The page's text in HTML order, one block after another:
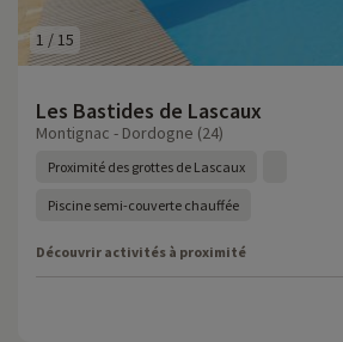
1 / 15
Les Bastides de Lascaux
Montignac - Dordogne (24)
Proximité des grottes de Lascaux
Piscine semi-couverte chauffée
Découvrir activités à proximité